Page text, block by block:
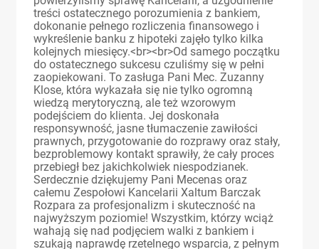
treści ostatecznego porozumienia z bankiem,
dokonanie pełnego rozliczenia finansowego i
wykreślenie banku z hipoteki zajęło tylko kilka
kolejnych miesięcy.<br><br>Od samego początku
do ostatecznego sukcesu czuliśmy się w pełni
zaopiekowani. To zasługa Pani Mec. Zuzanny
Klose, która wykazała się nie tylko ogromną
wiedzą merytoryczną, ale też wzorowym
podejściem do klienta. Jej doskonała
responsywność, jasne tłumaczenie zawiłości
prawnych, przygotowanie do rozprawy oraz stały,
bezproblemowy kontakt sprawiły, że cały proces
przebiegł bez jakichkolwiek niespodzianek.
Serdecznie dziękujemy Pani Mecenas oraz
całemu Zespołowi Kancelarii Xaltum Barczak
Rozpara za profesjonalizm i skuteczność na
najwyższym poziomie! Wszystkim, którzy wciąż
wahają się nad podjęciem walki z bankiem i
szukają naprawdę rzetelnego wsparcia, z pełnym